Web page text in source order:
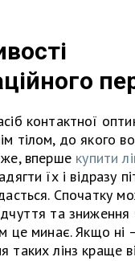
контактної
тілом, до якого
вперше купити
їх і відразу
Спочатку
та зниження
це минає. Якщо ні
таких лінз краще